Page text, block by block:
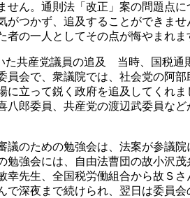
せん。通則法「改正」案の問題点
がつかず、追及することができま
者の一人としてその点が悔やまれま
共産党議員の追及 当時、国税通
員会で、衆議院では、社会党の阿
に立って鋭く政府を追及してくれ
八郎委員、共産党の渡辺武委員な
のための勉強会は、法案が参議
勉強会には、自由法曹団の故小沢
幸先生、全国税労働組合から故Ｓ
で深夜まで続けられ、翌日は委員